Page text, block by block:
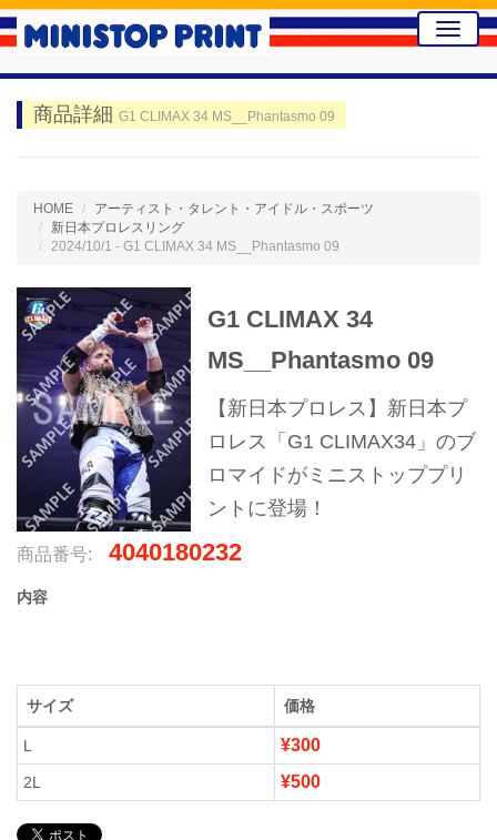
Toggle
商品詳細 G1 CLIMAX 34 MS__Phantasmo 09
HOME
アーティスト・タレント・アイドル・スポーツ
新日本プロレスリング
2024/10/1 - G1 CLIMAX 34 MS__Phantasmo 09
G1 CLIMAX 34
MS__Phantasmo 09
【新日本プロレス】新日本プ
ロレス「G1 CLIMAX34」のブ
ロマイドがミニストッププリ
ントに登場！
商品番号: 4040180232
内容
サイズ 価格
L ¥300
2L ¥500